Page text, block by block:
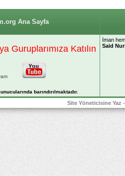
Ana Sayfa
Guruplarımıza Katılın
barındırılmaktadır.
İman
Said
Site Yöneticisine Yaz